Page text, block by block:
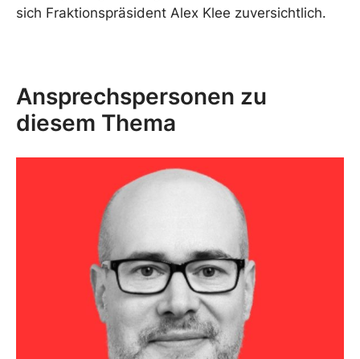
sich Fraktionspräsident Alex Klee zuversichtlich.
Ansprechspersonen zu
diesem Thema